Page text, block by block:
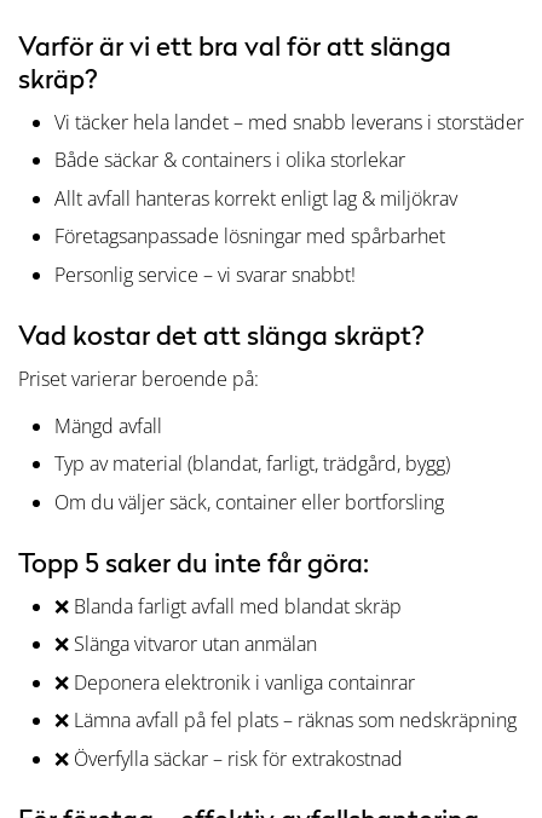
Varför är vi ett bra val för att slänga
skräp?
Vi täcker hela landet – med snabb leverans i storstäder
Både säckar & containers i olika storlekar
Allt avfall hanteras korrekt enligt lag & miljökrav
Företagsanpassade lösningar med spårbarhet
Personlig service – vi svarar snabbt!
Vad kostar det att slänga skräpt?
Priset varierar beroende på:
Mängd avfall
Typ av material (blandat, farligt, trädgård, bygg)
Om du väljer säck, container eller bortforsling
Topp 5 saker du inte får göra:
❌ Blanda farligt avfall med blandat skräp
❌ Slänga vitvaror utan anmälan
❌ Deponera elektronik i vanliga containrar
❌ Lämna avfall på fel plats – räknas som nedskräpning
❌ Överfylla säckar – risk för extrakostnad